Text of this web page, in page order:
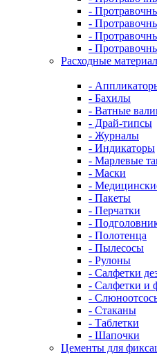
-
-
-
-
Расходные
-
- Бахилы
- Ватные
- Драй-типсы
- Журналы
- Индикаторы
- Марлевые
- Маски
-
- Пакеты
- Перчатки
-
- Полотенца
- Пылесосы
- Рулоны
- Салфетки
- Салфетки и
-
- Стаканы
- Таблетки
- Шапочки
Цементы для